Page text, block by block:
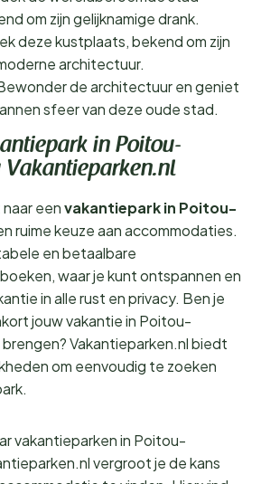
om zijn gelijknamige drank.
deze kustplaats, bekend om zijn
architectuur.
de architectuur en geniet
sfeer van deze oude stad.
in Poitou-
Vakantieparken.nl
eenvakantiepark in Poitou-
ruime keuze aan accommodaties.
en betaalbare
waar je kunt ontspannen en
in alle rust en privacy. Ben je
jouw vakantie in Poitou-
Vakantieparken.nl biedt
om eenvoudig te zoeken
vakantieparken in Poitou-
vergroot je de kans